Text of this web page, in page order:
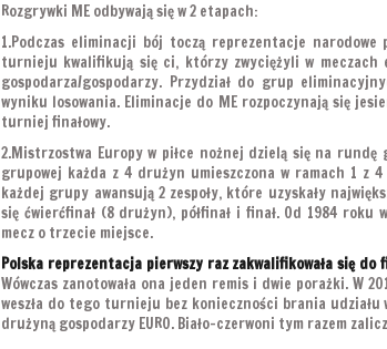
Rozgrywki ME odbywają się w 2 etapach:
1.Podczas eliminacji bój toczą reprezentacje narodowe
turnieju kwalifikują się ci, którzy zwyciężyli w
gospodarza/gospodarzy. Przydział do grup
wyniku losowania. Eliminacje do ME rozpoczynają się
turniej finałowy.
2.Mistrzostwa Europy w piłce nożnej dzielą się na rundę
grupowej każda z 4 drużyn umieszczona w ramach 1 z 4
każdej grupy awansują 2 zespoły, które uzyskały
się ćwierćfinał (8 drużyn), półfinał i finał. Od 1984 roku
mecz o trzecie miejsce.
Polska reprezentacja pierwszy raz zakwalifikowała się do
Wówczas zanotowała ona jeden remis i dwie porażki. W
weszła do tego turnieju bez konieczności brania
drużyną gospodarzy EURO. Biało-czerwoni tym razem